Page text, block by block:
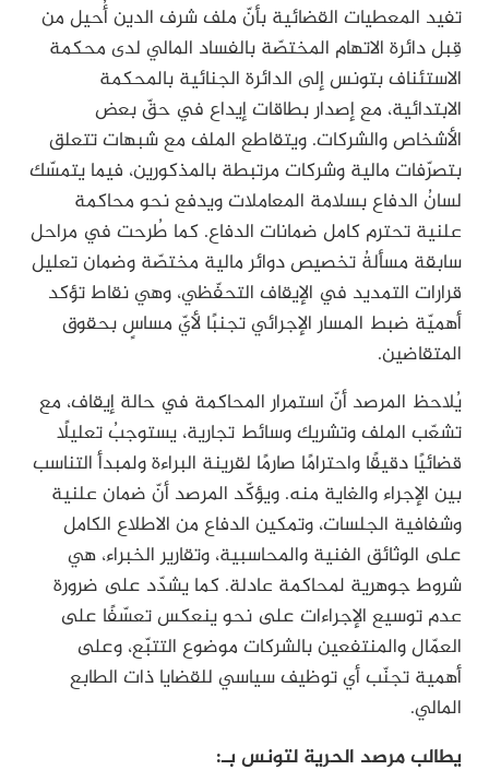
تفيد المعطيات القضائية بأنّ ملف شرف الدين أُحيل من
قِبل دائرة الاتهام المختصّة بالفساد المالي لدى محكمة
الاستئناف بتونس إلى الدائرة الجنائية بالمحكمة
الابتدائية، مع إصدار بطاقات إيداع في حقّ بعض
الأشخاص والشركات. ويتقاطع الملف مع شبهات تتعلق
بتصرّفات مالية وشركات مرتبطة بالمذكورين، فيما يتمسّك
لسانُ الدفاع بسلامة المعاملات ويدفع نحو محاكمة
علنية تحترم كامل ضمانات الدفاع. كما طُرحت في مراحل
سابقة مسألةُ تخصيص دوائر مالية مختصّة وضمان تعليل
قرارات التمديد في الإيقاف التحفّظي، وهي نقاط تؤكد
أهميّة ضبط المسار الإجرائي تجنبًا لأيّ مساسٍ بحقوق
المتقاضين.
يُلاحظ المرصد أنّ استمرار المحاكمة في حالة إيقاف، مع
تشعّب الملف وتشريك وسائط تجارية، يستوجبُ تعليلًا
قضائيًا دقيقًا واحترامًا صارمًا لقرينة البراءة ولمبدأ التناسب
بين الإجراء والغاية منه. ويؤكّد المرصد أنّ ضمان علنية
وشفافية الجلسات، وتمكين الدفاع من الاطلاع الكامل
على الوثائق الفنية والمحاسبية، وتقارير الخبراء، هي
شروط جوهرية لمحاكمة عادلة. كما يشدّد على ضرورة
عدم توسيع الإجراءات على نحو ينعكس تعسّفًا على
العمّال والمنتفعين بالشركات موضوع التتبّع، وعلى
أهمية تجنّب أي توظيف سياسي للقضايا ذات الطابع
المالي.
يطالب مرصد الحرية لتونس بـ: